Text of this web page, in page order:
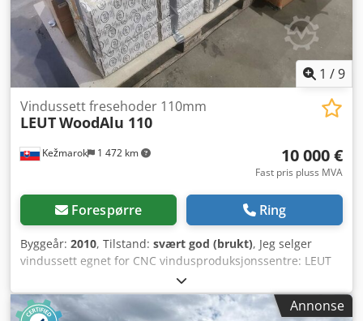
1 /9
Kežmarok 1 472 km
Vindussett fresehoder 110mm
LEUTWoodAlu 110
10 000 €
Fast pris pluss MVA
Forespørre Ring
Byggeår: 2010, Tilstand: svært god (brukt), Jeg selger
vindussett egnet for CNC vindusproduksjonssentre: LEUT
tre-aluminium 110 mm Chsdpfx Aksg Tumyeaoa
Hulldiameter 50 mm. Komplett sett. Svært god stand.
Tilgjengelig som ett sett, men mulig å kjøpe enkeltvis.Annonse